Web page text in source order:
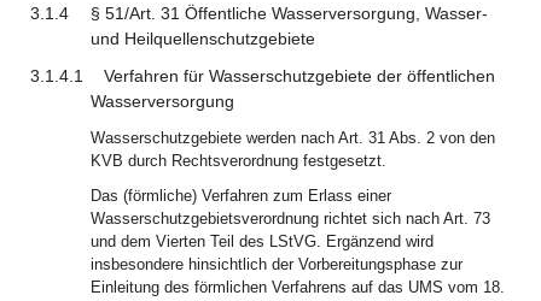
3.1.4
§ 51/Art. 31 Öffentliche Wasserversorgung, Wasser-
und Heilquellenschutzgebiete
3.1.4.1
Verfahren für Wasserschutzgebiete der öffentlichen
Wasserversorgung
Wasserschutzgebiete werden nach Art. 31 Abs. 2 von den
KVB durch Rechtsverordnung festgesetzt.
Das (förmliche) Verfahren zum Erlass einer
Wasserschutzgebietsverordnung richtet sich nach Art. 73
und dem Vierten Teil des LStVG. Ergänzend wird
insbesondere hinsichtlich der Vorbereitungsphase zur
Einleitung des förmlichen Verfahrens auf das UMS vom 18.